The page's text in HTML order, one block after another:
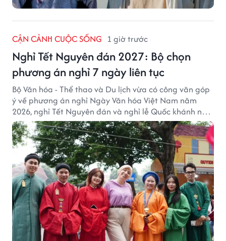
CẬN CẢNH CUỘC SỐNG 1 giờ trước
Nghỉ Tết Nguyên đán 2027: Bộ chọn
phương án nghỉ 7 ngày liên tục
Bộ Văn hóa - Thể thao và Du lịch vừa có công văn góp
ý về phương án nghỉ Ngày Văn hóa Việt Nam năm
2026, nghỉ Tết Nguyên đán và nghỉ lễ Quốc khánh năm
2027.